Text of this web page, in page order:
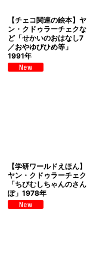
【チェコ関連の絵本】ヤ
ン・クドゥラーチェクな
ど「せかいのおはなし7
／おやゆびひめ等」
1991年
【学研ワールドえほん】
ヤン・クドゥラーチェク
「ちびむしちゃんのさん
ぽ」1978年